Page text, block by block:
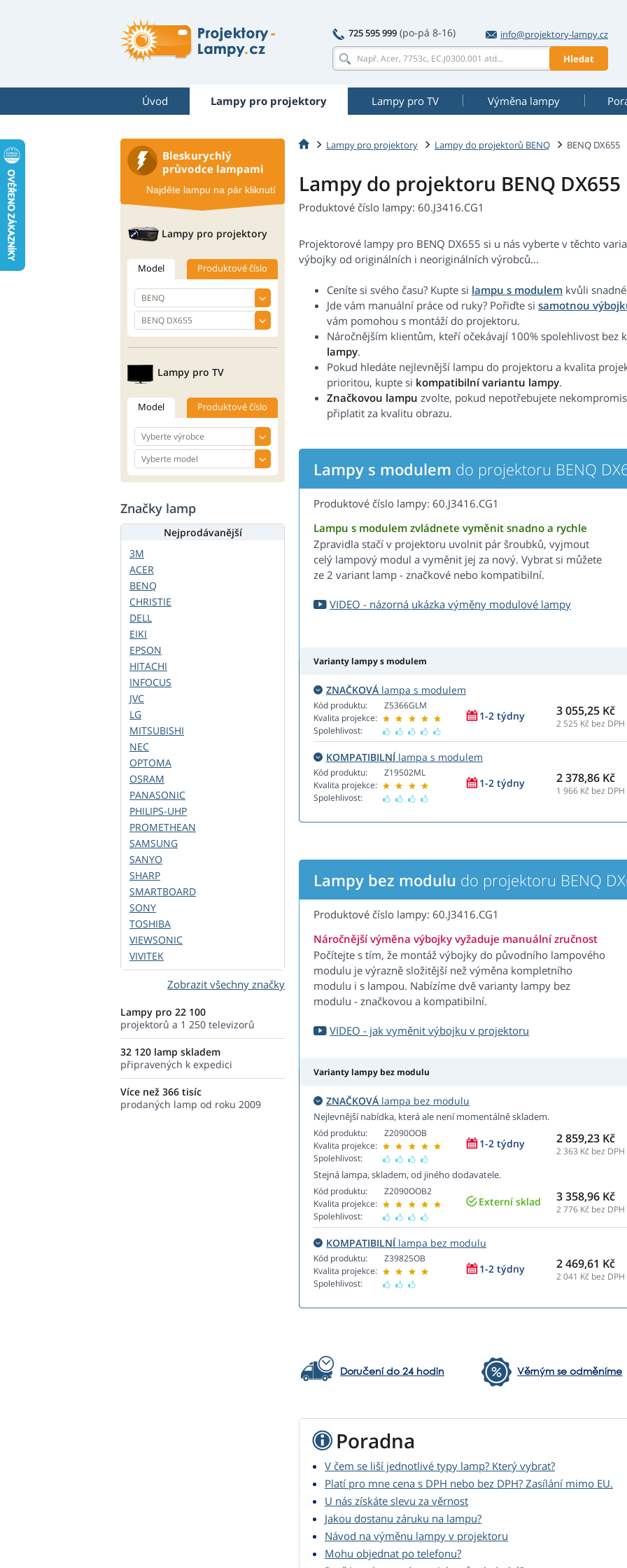
725 595 999 (po-pá 8-16)
info@projektory-lampy.cz
Hledat
Úvod Lampy pro projektory Lampy pro TV Výměna lampy
Lampy pro projektory Lampy do projektorů BENQ BENQ DX655
Lampy do projektoru BENQ DX655
Produktové číslo lampy: 60.J3416.CG1
Projektorové lampy pro BENQ DX655 si u nás vyberte v těchto
výbojky od originálních i neoriginálních výrobců...
Ceníte si svého času? Kupte si lampu s modulem kvůli
Jde vám manuální práce od ruky? Pořiďte si samotnou
vám pomohou s montáží do projektoru.
Náročnějším klientům, kteří očekávají 100% spolehlivost
lampy.
Pokud hledáte nejlevnější lampu do projektoru a kvalita
prioritou, kupte si kompatibilní variantu lampy.
Značkovou lampu zvolte, pokud nepotřebujete
připlatit za kvalitu obrazu.
Lampy s modulem do projektoru BENQ
Produktové číslo lampy: 60.J3416.CG1
Lampu s modulem zvládnete vyměnit snadno a rychle
Zpravidla stačí v projektoru uvolnit pár šroubků, vyjmout
celý lampový modul a vyměnit jej za nový. Vybrat si můžete
ze 2 variant lamp - značkové nebo kompatibilní.
VIDEO - názorná ukázka výměny modulové lampy
Varianty lampy s modulem
ZNAČKOVÁ lampa s modulem
Kód produktu:
Kvalita projekce:
Spolehlivost:
Z5366GLM
1-2 týdny 3 055,25 Kč
2 525 Kč bez DPH
KOMPATIBILNÍlampa s modulem
Kód produktu:
Kvalita projekce:
Spolehlivost:
Z19502ML
1-2 týdny 2 378,86 Kč
1 966 Kč bez DPH
Lampy bez modulu do projektoru BENQ
Produktové číslo lampy: 60.J3416.CG1
Náročnější výměna výbojky vyžaduje manuální zručnost
Počítejte s tím, že montáž výbojky do původního lampového
modulu je výrazně složitější než výměna kompletního
modulu i s lampou. Nabízíme dvě varianty lampy bez
modulu - značkovou a kompatibilní.
VIDEO - jak vyměnit výbojku v projektoru
Varianty lampy bez modulu
ZNAČKOVÁ lampa bez modulu
Nejlevnější nabídka, která ale není momentálně skladem.
Kód produktu:
Kvalita projekce:
Spolehlivost:
Z2090OOB
1-2 týdny 2 859,23 Kč
2 363 Kč bez DPH
Stejná lampa, skladem, od jiného dodavatele.
Kód produktu:
Kvalita projekce:
Spolehlivost:
Z2090OOB2
Externí sklad 3 358,96 Kč
2 776 Kč bez DPH
KOMPATIBILNÍlampa bez modulu
Kód produktu:
Kvalita projekce:
Spolehlivost:
Z39825OB
1-2 týdny 2 469,61 Kč
2 041 Kč bez DPH
Doručení do 24 hodin Věrným se odměníme
Poradna
V čem se liší jednotlivé typy lamp? Který vybrat?
Platí pro mne cena s DPH nebo bez DPH? Zasílání mimo EU.
U nás získáte slevu za věrnost
Jakou dostanu záruku na lampu?
Návod na výměnu lampy v projektoru
Mohu objednat po telefonu?
Bleskurychlý
průvodce lampami
Najděte lampu na pár kliknutí
Lampy pro projektory
Model Produktové číslo
Lampy pro TV
Model Produktové číslo
Značky lamp
Nejprodávanější
3M
ACER
BENQ
CHRISTIE
DELL
EIKI
EPSON
HITACHI
INFOCUS
JVC
LG
MITSUBISHI
NEC
OPTOMA
OSRAM
PANASONIC
PHILIPS-UHP
PROMETHEAN
SAMSUNG
SANYO
SHARP
SMARTBOARD
SONY
TOSHIBA
VIEWSONIC
VIVITEK
Zobrazit všechny značky
Lampy pro 22 100
projektorů a 1 250 televizorů
32 120 lamp skladem
připravených k expedici
Více než 366 tisíc
prodaných lamp od roku 2009